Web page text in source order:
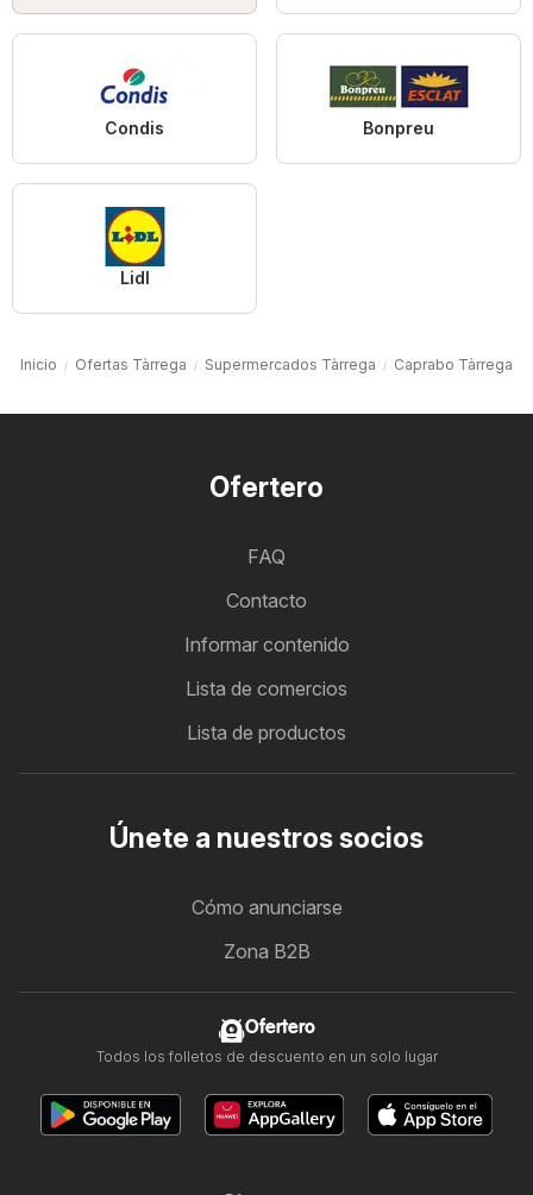
Condis Bonpreu
Lidl
Inicio Ofertas Tàrrega Supermercados Tàrrega Caprabo Tàrrega
Ofertero
FAQ
Contacto
Informar contenido
Lista de comercios
Lista de productos
Únete a nuestros socios
Cómo anunciarse
Zona B2B
Ofertero
Todos los folletos de descuento en un solo lugar